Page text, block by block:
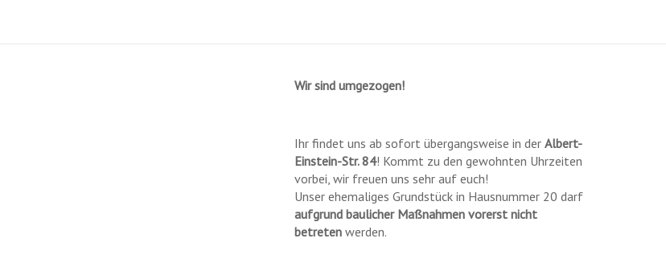
Wir sind umgezogen!
Ihr findet uns ab sofort übergangsweise in derAlbert-
Einstein-Str. 84! Kommt zu den gewohnten Uhrzeiten
vorbei, wir freuen uns sehr auf euch!
Unser ehemaliges Grundstück in Hausnummer 20 darf
aufgrund baulicher Maßnahmen vorerst nicht
betreten werden.